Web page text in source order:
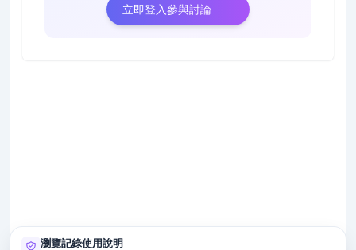
立即登入參與討論
瀏覽記錄使用說明